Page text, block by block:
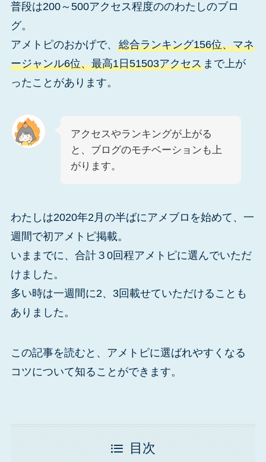
普段は200～500アクセス程度ののわたしのブロ
グ。
アメトピのおかげで、 総合ランキング156位、マネ
ージャンル6位、最高1日51503アクセスまで上が
ったことがあります。
アクセスやランキングが上がる
と、ブログのモチベーションも上
がります。
わたしは2020年2月の半ばにアメブロを始めて、一
週間で初アメトピ掲載。
いままでに、合計３0回程アメトピに選んでいただ
けました。
多い時は一週間に2、3回載せていただけることも
ありました。
この記事を読むと、アメトピに選ばれやすくなる
コツについて知ることができます。
目次